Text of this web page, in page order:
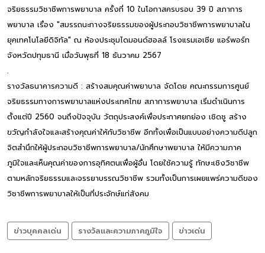
จริยธรรมวิชาชีพการพยาบาล ครั้งที่ 10 ในโอกาสครบรอบ 39 ปี สภาการ
พยาบาล เรื่อง "สมรรถนะทางจริยธรรมของผู้ประกอบวิชาชีพการพยาบาลใน
ยุคเทคโนโลยีดิจิทัล" ณ ห้องประชุมไดมอนด์ฮอลล์ โรงแรมเอเชีย แอร์พอร์ท
จังหวัดปทุมธานี เมื่อวันพุธที่ 18 ธันวาคม 2567
.
รางวัลธนาคารความดี : สร้างสมคุณค่าพยาบาล จัดโดย คณะกรรมการศูนย์
จริยธรรมทางการพยาบาลแห่งประเทศไทย สภาการพยาบาล เริ่มดําเนินการ
ตั้งแต่ปี 2560 จนถึงปัจจุบัน วัตถุประสงค์เพื่อประกาศยกย่อง เชิดชู สร้าง
ขวัญกําลังใจและสร้างคุณค่าให้กับวิชาชีพ อีกทั้งเพื่อเป็นแบบอย่างความดีปลูก
จิตสํานึกให้ผู้ประกอบวิชาชีพการพยาบาล/นักศึกษาพยาบาล ให้มีความภาค
ภูมิใจและเห็นคุณค่าของการอุทิศตนเพื่อผู้อื่น โดยใช้ความรู้ ทักษะเชิงวิชาชีพ
ตามหลักจริยธรรมและจรรยาบรรณวิชาชีพ รวมทั้งเป็นการเผยแพร่ความดีของ
วิชาชีพการพยาบาลให้เป็นที่ประจักษ์แก่สังคม
ข่าวบุคคลเด่น รางวัลและความภาคภูมิใจ ข่าวเด่น